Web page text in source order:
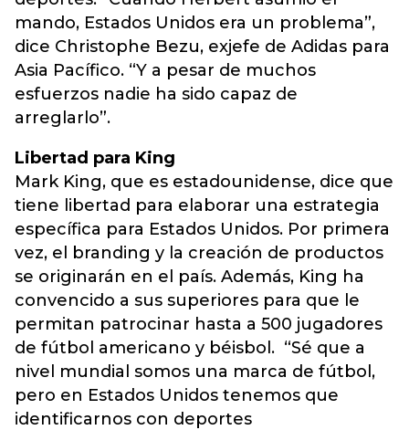
mando, Estados Unidos era un problema”,
dice Christophe Bezu, exjefe de Adidas para
Asia Pacífico. “Y a pesar de muchos
esfuerzos nadie ha sido capaz de
arreglarlo”.
Libertad para King
Mark King, que es estadounidense, dice que
tiene libertad para elaborar una estrategia
específica para Estados Unidos. Por primera
vez, el branding y la creación de productos
se originarán en el país. Además, King ha
convencido a sus superiores para que le
permitan patrocinar hasta a 500 jugadores
de fútbol americano y béisbol. “Sé que a
nivel mundial somos una marca de fútbol,
pero en Estados Unidos tenemos que
identificarnos con deportes